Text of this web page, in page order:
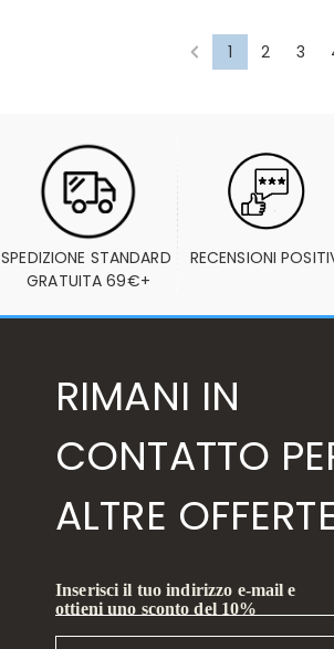
1 2 3
SPEDIZIONE STANDARD
GRATUITA 69€+
RECENSIONI
RIMANI IN
CONTATTO
ALTRE
Inserisci il tuo indirizzo e-mail e
ottieni uno sconto del 10%